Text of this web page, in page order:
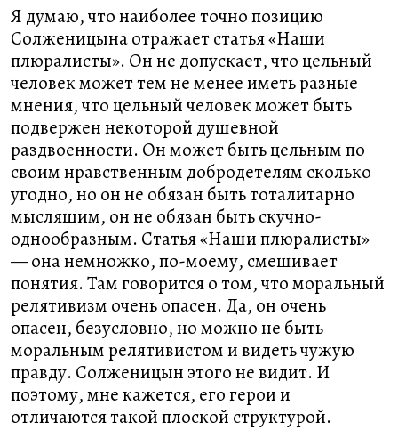
Я думаю, что наиболее точно позицию
Солженицына отражает статья «Наши
плюралисты». Он не допускает, что цельный
человек может тем не менее иметь разные
мнения, что цельный человек может быть
подвержен некоторой душевной
раздвоенности. Он может быть цельным по
своим нравственным добродетелям сколько
угодно, но он не обязан быть тоталитарно
мыслящим, он не обязан быть скучно-
однообразным. Статья «Наши плюралисты»
— она немножко, по-моему, смешивает
понятия. Там говорится о том, что моральный
релятивизм очень опасен. Да, он очень
опасен, безусловно, но можно не быть
моральным релятивистом и видеть чужую
правду. Солженицын этого не видит. И
поэтому, мне кажется, его герои и
отличаются такой плоской структурой.